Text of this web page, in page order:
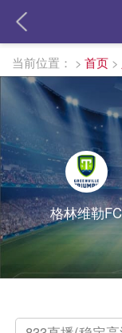
当前位置： > 首页 >
格林维勒FC